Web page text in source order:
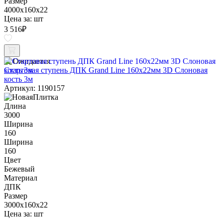
4000x160x22
Цена за: шт
3 516₽
Ожидается
Стартовая ступень ДПК Grand Line 160х22мм 3D Слоновая
кость 3м
Артикул: 1190157
Длина
3000
Ширина
160
Ширина
160
Цвет
Бежевый
Материал
ДПК
Размер
3000x160x22
Цена за: шт